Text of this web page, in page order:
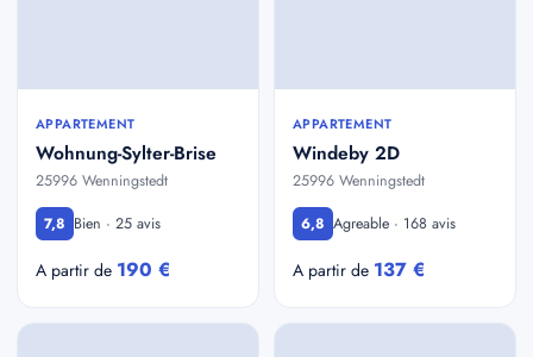
APPARTEMENT
Wohnung-Sylter-Brise
25996 Wenningstedt
7,8 Bien · 25 avis
A partir de 190 €
APPARTEMENT
Windeby 2D
25996 Wenningstedt
6,8 Agreable · 168 avis
A partir de 137 €